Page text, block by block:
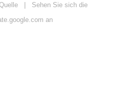
| Sehen Sie sich die
an